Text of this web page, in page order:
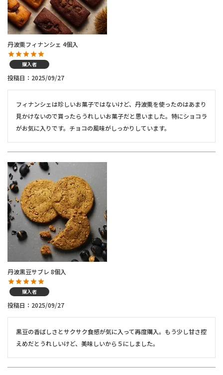
丹波栗フィナンシェ 4個入
購入者
投稿日 2025/09/27
フィナンシェは珍しいお菓子ではないけど、丹波栗を使ったのはあまり
見かけないので貰ったらうれしいお菓子だと思いました。特にショコラ
がお気に入りです。チョコの風味がしっかりしています。
丹波黒豆サブレ 8個入
購入者
投稿日 2025/09/27
黒豆の香ばしさとサクサク食感が気に入って再度購入。もう少し甘さ控
えめだとうれしいけど、美味しいから５にしました。